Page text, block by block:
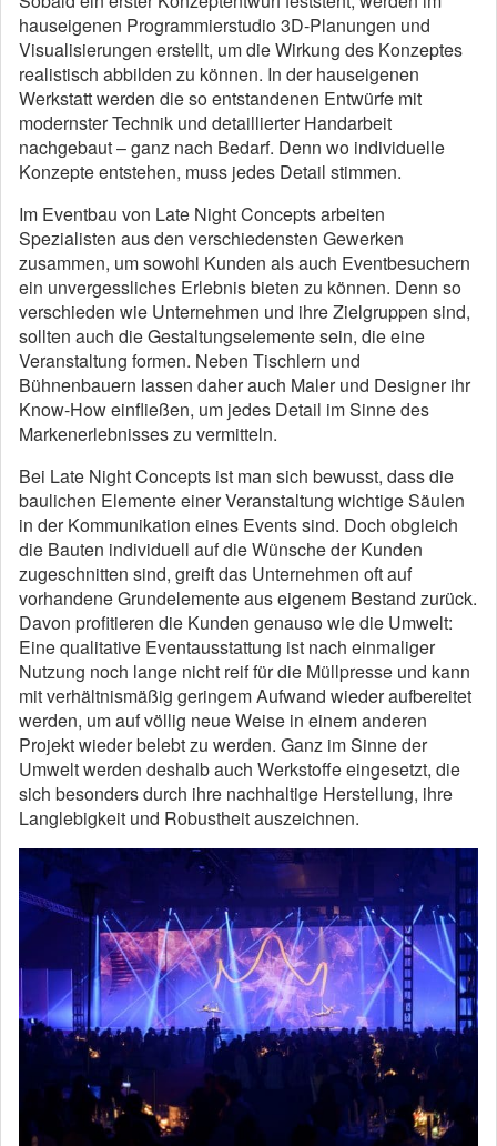
hauseigenen Programmierstudio 3D-Planungen und
Visualisierungen erstellt, um die Wirkung des Konzeptes
realistisch abbilden zu können. In der hauseigenen
Werkstatt werden die so entstandenen Entwürfe mit
modernster Technik und detaillierter Handarbeit
nachgebaut – ganz nach Bedarf. Denn wo individuelle
Konzepte entstehen, muss jedes Detail stimmen.
Im Eventbau von Late Night Concepts arbeiten
Spezialisten aus den verschiedensten Gewerken
zusammen, um sowohl Kunden als auch Eventbesuchern
ein unvergessliches Erlebnis bieten zu können. Denn so
verschieden wie Unternehmen und ihre Zielgruppen sind,
sollten auch die Gestaltungselemente sein, die eine
Veranstaltung formen. Neben Tischlern und
Bühnenbauern lassen daher auch Maler und Designer ihr
Know-How einfließen, um jedes Detail im Sinne des
Markenerlebnisses zu vermitteln.
Bei Late Night Concepts ist man sich bewusst, dass die
baulichen Elemente einer Veranstaltung wichtige Säulen
in der Kommunikation eines Events sind. Doch obgleich
die Bauten individuell auf die Wünsche der Kunden
zugeschnitten sind, greift das Unternehmen oft auf
vorhandene Grundelemente aus eigenem Bestand zurück.
Davon profitieren die Kunden genauso wie die Umwelt:
Eine qualitative Eventausstattung ist nach einmaliger
Nutzung noch lange nicht reif für die Müllpresse und kann
mit verhältnismäßig geringem Aufwand wieder aufbereitet
werden, um auf völlig neue Weise in einem anderen
Projekt wieder belebt zu werden. Ganz im Sinne der
Umwelt werden deshalb auch Werkstoffe eingesetzt, die
sich besonders durch ihre nachhaltige Herstellung, ihre
Langlebigkeit und Robustheit auszeichnen.